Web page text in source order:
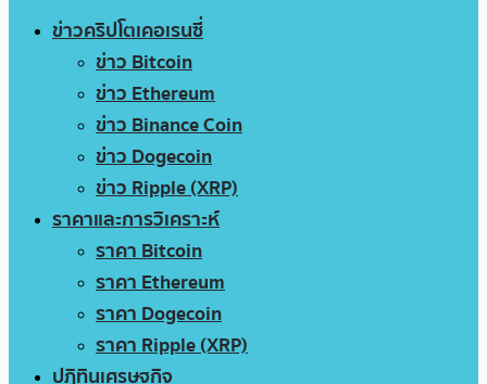
ข่าวคริปโตเคอเรนซี่
ข่าว Bitcoin
ข่าว Ethereum
ข่าว Binance Coin
ข่าว Dogecoin
ข่าว Ripple (XRP)
ราคาและการวิเคราะห์
ราคา Bitcoin
ราคา Ethereum
ราคา Dogecoin
ราคา Ripple (XRP)
ปฏิทินเศรษฐกิจ